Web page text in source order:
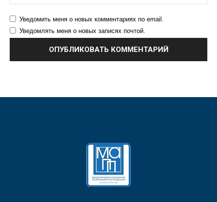
Уведомить меня о новых комментариях по email.
Уведомлять меня о новых записях почтой.